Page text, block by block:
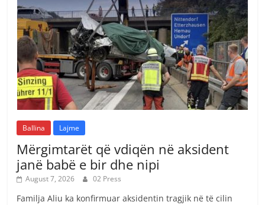
Ballina Lajme
Mërgimtarët që vdiqën në aksident
janë babë e bir dhe nipi
August 7, 2026 02 Press
Familja Aliu ka konfirmuar aksidentin tragjik në të cilin